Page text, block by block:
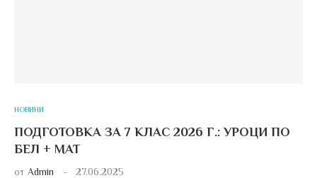
НОВИНИ
ПОДГОТОВКА ЗА 7 КЛАС 2026 Г.: УРОЦИ ПО
БЕЛ + МАТ
от Admin 27.06.2025